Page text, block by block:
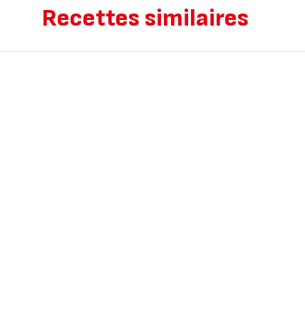
Recettes similaires